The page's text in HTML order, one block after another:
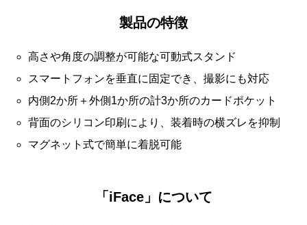
製品の特徴
高さや角度の調整が可能な可動式スタンド
スマートフォンを垂直に固定でき、撮影にも対応
内側2か所＋外側1か所の計3か所のカードポケット
背面のシリコン印刷により、装着時の横ズレを抑制
マグネット式で簡単に着脱可能
「iFace」について